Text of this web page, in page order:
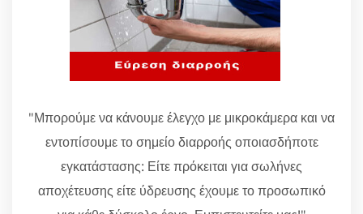
"Μπορούμε να κάνουμε έλεγχο με μικροκάμερα και να
εντοπίσουμε το σημείο διαρροής οποιασδήποτε
εγκατάστασης: Είτε πρόκειται για σωλήνες
αποχέτευσης είτε ύδρευσης έχουμε το προσωπικό